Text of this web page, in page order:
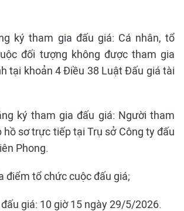
ký tham gia đấu giá: Cá nhân, tổ
đối tượng không được tham gia
tại khoản 4 Điều 38 Luật Đấu giá tài
ký tham gia đấu giá: Người tham
hồ sơ trực tiếp tại Trụ sở Công ty đấu
Phong.
điểm tổ chức cuộc đấu giá;
giá: 10 giờ 15 ngày 29/5/2026.